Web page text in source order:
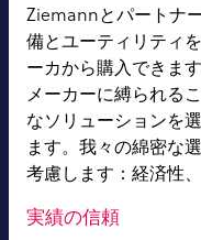
Ziemannとパートナ
備とユーティリティ
ーカから購入できま
メーカーに縛られる
なソリューションを
ます。我々の綿密な
考慮します：経済性
実績の信頼